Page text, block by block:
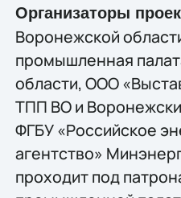
Организаторы
Воронежской
промышленная
области, ООО
ТПП ВО и
ФГБУ «Российское
агентство»
проходит под